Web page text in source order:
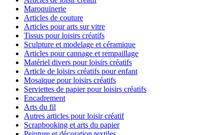
Maroquinerie
Articles de couture
Articles pour arts sur vitre
Tissus pour loisirs créatifs
Sculpture et modelage et céramique
Articles pour cannage et rempaillage
Matériel divers pour loisirs créatifs
Article de loisirs créatifs pour enfant
Mosaïque pour loisirs créatifs
Serviettes de papier pour loisirs créatifs
Encadrement
Arts du fil
Autres articles pour loisir créatif
Scrapbooking et arts du papier